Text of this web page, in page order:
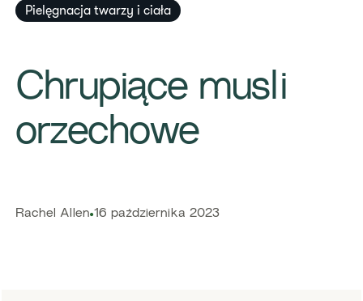
Pielęgnacja​ twarzy i ciała
​Chrupiące musli
orzechowe
​​Rachel Allen​ 16 października 2023